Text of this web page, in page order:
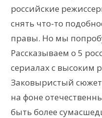
российские
снять что-то
правы. Но мы
Рассказываем о 5
сериалах с высоким
Заковыристый
на фоне
быть более